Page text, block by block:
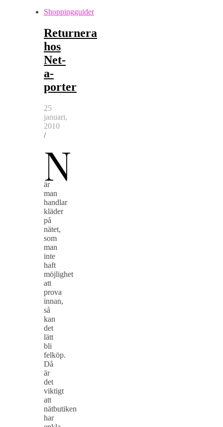
Shoppingguider
Returnera
hos
Net-
a-
porter
25
januari,
2010
/
N
är
man
handlar
kläder
på
nätet,
som
man
inte
haft
möjlighet
att
prova
innan,
så
kan
det
lätt
bli
felköp.
Då
är
det
viktigt
att
nätbutiken
har